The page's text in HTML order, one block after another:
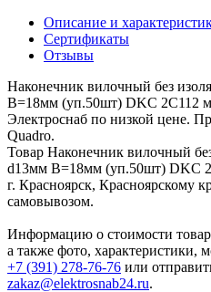
Описание и
Сертификаты
Отзывы
Наконечник вилочный без
B=18мм (уп.50шт) DKC 2C112
Электроснаб по низкой цене.
Quadro.
Товар Наконечник вилочный
d13мм B=18мм (уп.50шт) DKC
г. Красноярск, Красноярскому
самовывозом.
Информацию о стоимости
а также фото, характеристики,
+7 (391) 278-76-76 или
zakaz@elektrosnab24.ru.